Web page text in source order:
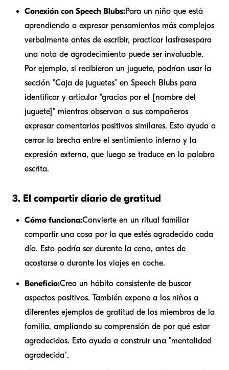
Conexión con Speech Blubs:Para un niño que está
aprendiendo a expresar pensamientos más complejos
verbalmente antes de escribir, practicar lasfrasespara
una nota de agradecimiento puede ser invaluable.
Por ejemplo, si recibieron un juguete, podrían usar la
sección "Caja de juguetes" en Speech Blubs para
identificar y articular "gracias por el [nombre del
juguete]" mientras observan a sus compañeros
expresar comentarios positivos similares. Esto ayuda a
cerrar la brecha entre el sentimiento interno y la
expresión externa, que luego se traduce en la palabra
escrita.
3. El compartir diario de gratitud
Cómo funciona:Convierte en un ritual familiar
compartir una cosa por la que estés agradecido cada
día. Esto podría ser durante la cena, antes de
acostarse o durante los viajes en coche.
Beneficio:Crea un hábito consistente de buscar
aspectos positivos. También expone a los niños a
diferentes ejemplos de gratitud de los miembros de la
familia, ampliando su comprensión de por qué estar
agradecidos. Esto ayuda a construir una "mentalidad
agradecida".